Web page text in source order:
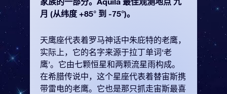
月 (从纬度 +85° 到 -75°)。
天鹰座代表着罗马神话中朱庇特的老鹰，
实际上，它的名字来源于拉丁单词‘老
鹰’。它由七颗恒星和两颗流星雨构成。
在希腊传说中，这个星座代表着替宙斯携
带雷电的老鹰。它也是那只抓走宙斯最喜